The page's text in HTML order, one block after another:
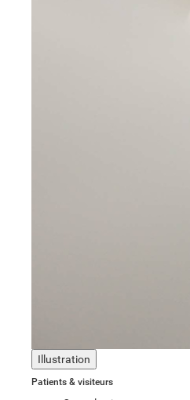
Illustration
Patients & visiteurs